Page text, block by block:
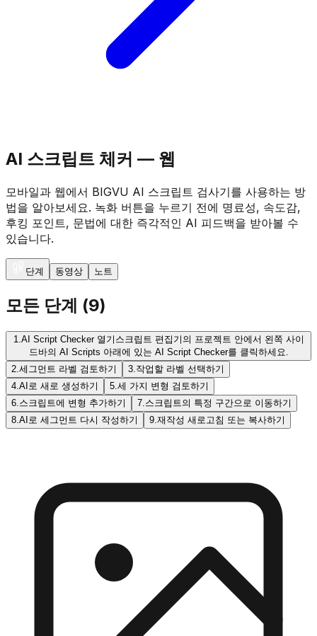
AI 스크립트 체커 — 웹
모바일과 웹에서 BIGVU AI 스크립트 검사기를 사용하는 방
법을 알아보세요. 녹화 버튼을 누르기 전에 명료성, 속도감,
후킹 포인트, 문법에 대한 즉각적인 AI 피드백을 받아볼 수
있습니다.
단계 동영상 노트
모든 단계 (9)
1. AI Script Checker 열기 스크립트 편집기의 프로젝트 안에서 왼쪽 사이
드바의 AI Scripts 아래에 있는 AI Script Checker를 클릭하세요.
2. 세그먼트 라벨 검토하기 3. 작업할 라벨 선택하기
4. AI로 새로 생성하기 5. 세 가지 변형 검토하기
6. 스크립트에 변형 추가하기 7. 스크립트의 특정 구간으로 이동하기
8. AI로 세그먼트 다시 작성하기 9. 재작성 새로고침 또는 복사하기